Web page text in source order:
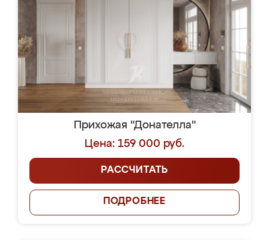
Прихожая "Донателла"
Цена: 159 000 руб.
РАССЧИТАТЬ
ПОДРОБНЕЕ